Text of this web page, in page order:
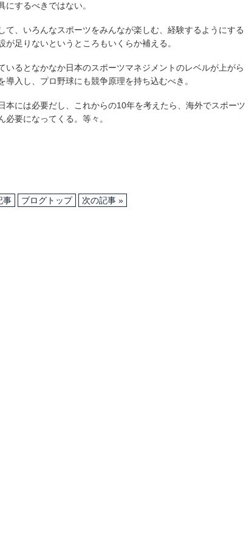
するべきではない。
て、いろんなスポーツをみんなが楽しむ、経験するようにする
足りないというところもいくらか補える。
いるとなかなか日本のスポーツマネジメントのレベルが上がら
入し、プロ野球にも競争原理を持ち込むべき。
本には必要だし、これからの10年を考えたら、海外でスポーツ
要になってくる。等々。
事 ブログトップ 次の記事 »